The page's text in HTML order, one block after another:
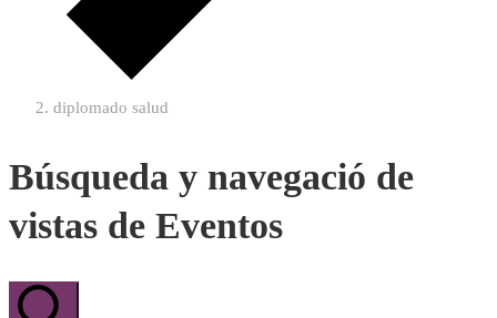
diplomado salud
Búsqueda y navegació de
vistas de Eventos